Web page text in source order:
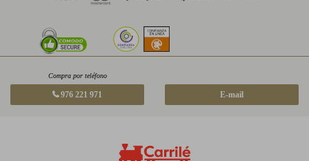
Compra por teléfono
976 221 971 E-mail